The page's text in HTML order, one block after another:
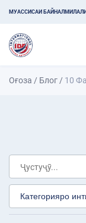
МУАССИСАИ
Оғоза / Блог / 10